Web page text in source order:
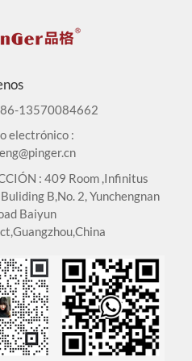
SGS: CA CDPH
de bajas
en el tamaño
licor, etc.
13570084662
electrónico :
: 409 Room ,Infinitus
B,No. 2, Yunchengnan
Baiyun